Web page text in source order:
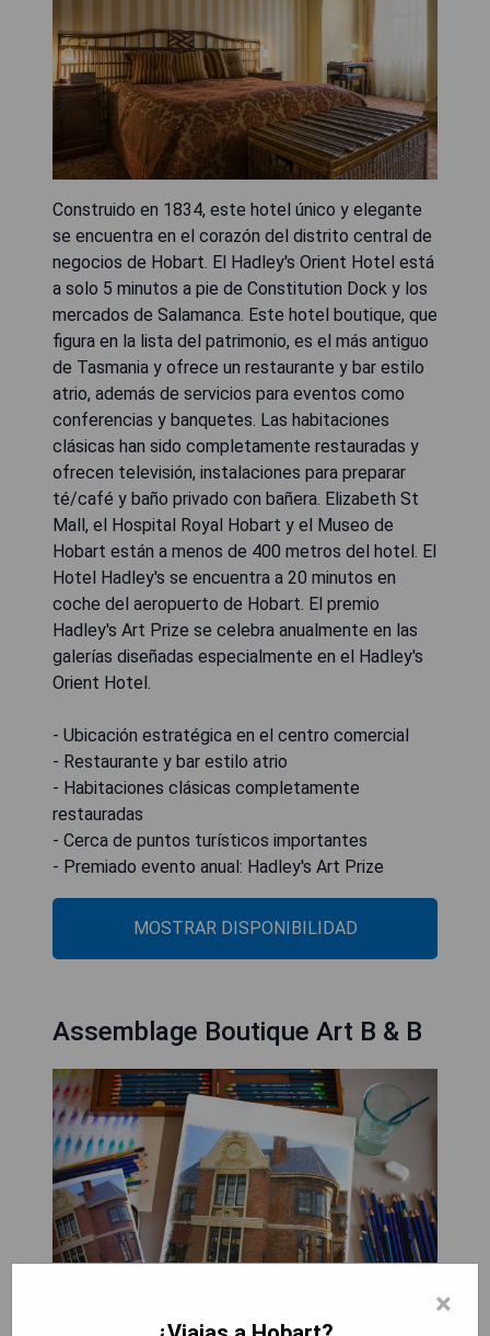
Construido en 1834, este hotel único y elegante
se encuentra en el corazón del distrito central de
negocios de Hobart. El Hadley's Orient Hotel está
a solo 5 minutos a pie de Constitution Dock y los
mercados de Salamanca. Este hotel boutique, que
figura en la lista del patrimonio, es el más antiguo
de Tasmania y ofrece un restaurante y bar estilo
atrio, además de servicios para eventos como
conferencias y banquetes. Las habitaciones
clásicas han sido completamente restauradas y
ofrecen televisión, instalaciones para preparar
té/café y baño privado con bañera. Elizabeth St
Mall, el Hospital Royal Hobart y el Museo de
Hobart están a menos de 400 metros del hotel. El
Hotel Hadley's se encuentra a 20 minutos en
coche del aeropuerto de Hobart. El premio
Hadley's Art Prize se celebra anualmente en las
galerías diseñadas especialmente en el Hadley's
Orient Hotel.
- Ubicación estratégica en el centro comercial
- Restaurante y bar estilo atrio
- Habitaciones clásicas completamente
restauradas
- Cerca de puntos turísticos importantes
- Premiado evento anual: Hadley's Art Prize
MOSTRAR DISPONIBILIDAD
Assemblage Boutique Art B & B
×